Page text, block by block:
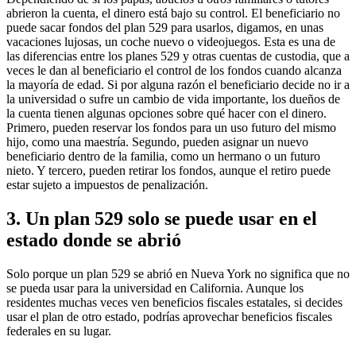
abrieron la cuenta, el dinero está bajo su control. El beneficiario no
puede sacar fondos del plan 529 para usarlos, digamos, en unas
vacaciones lujosas, un coche nuevo o videojuegos. Esta es una de
las diferencias entre los planes 529 y otras cuentas de custodia, que a
veces le dan al beneficiario el control de los fondos cuando alcanza
la mayoría de edad. Si por alguna razón el beneficiario decide no ir a
la universidad o sufre un cambio de vida importante, los dueños de
la cuenta tienen algunas opciones sobre qué hacer con el dinero.
Primero, pueden reservar los fondos para un uso futuro del mismo
hijo, como una maestría. Segundo, pueden asignar un nuevo
beneficiario dentro de la familia, como un hermano o un futuro
nieto. Y tercero, pueden retirar los fondos, aunque el retiro puede
estar sujeto a impuestos de penalización.
3. Un plan 529 solo se puede usar en el
estado donde se abrió
Solo porque un plan 529 se abrió en Nueva York no significa que no
se pueda usar para la universidad en California. Aunque los
residentes muchas veces ven beneficios fiscales estatales, si decides
usar el plan de otro estado, podrías aprovechar beneficios fiscales
federales en su lugar.